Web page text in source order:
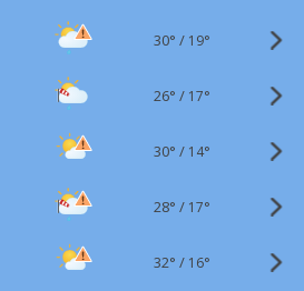
30° / 19°
26° / 17°
30° / 14°
28° / 17°
32° / 16°